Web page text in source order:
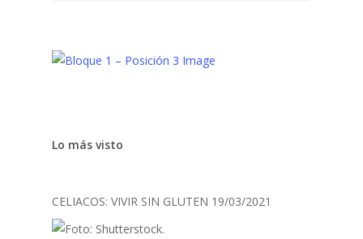
Lo más visto
CELIACOS: VIVIR SIN GLUTEN 19/03/2021